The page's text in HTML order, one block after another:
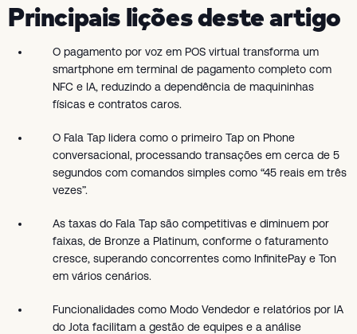
Principais lições deste artigo
O pagamento por voz em POS virtual transforma um
smartphone em terminal de pagamento completo com
NFC e IA, reduzindo a dependência de maquininhas
físicas e contratos caros.
O Fala Tap lidera como o primeiro Tap on Phone
conversacional, processando transações em cerca de 5
segundos com comandos simples como “45 reais em três
vezes”.
As taxas do Fala Tap são competitivas e diminuem por
faixas, de Bronze a Platinum, conforme o faturamento
cresce, superando concorrentes como InfinitePay e Ton
em vários cenários.
Funcionalidades como Modo Vendedor e relatórios por IA
do Jota facilitam a gestão de equipes e a análise